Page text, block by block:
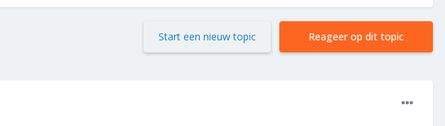
Reageer op dit topic
Start een nieuw topic